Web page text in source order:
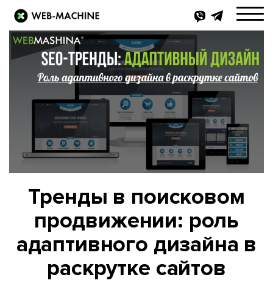
Тренды в поисковом
продвижении: роль
адаптивного дизайна в
раскрутке сайтов